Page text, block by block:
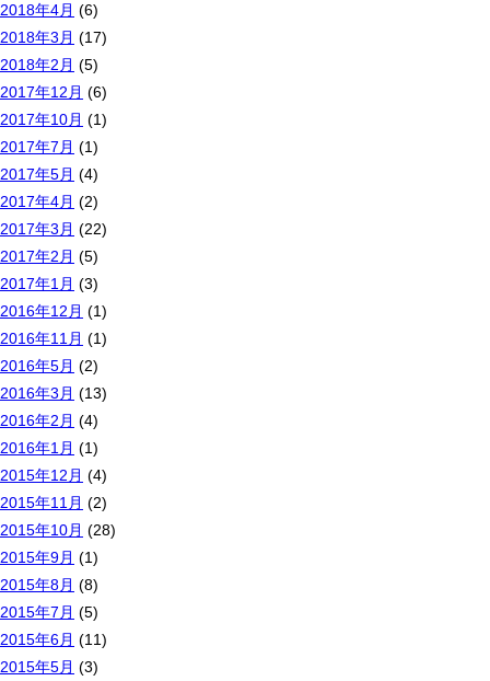
2018年4月 (6)
2018年3月 (17)
2018年2月 (5)
2017年12月 (6)
2017年10月 (1)
2017年7月 (1)
2017年5月 (4)
2017年4月 (2)
2017年3月 (22)
2017年2月 (5)
2017年1月 (3)
2016年12月 (1)
2016年11月 (1)
2016年5月 (2)
2016年3月 (13)
2016年2月 (4)
2016年1月 (1)
2015年12月 (4)
2015年11月 (2)
2015年10月 (28)
2015年9月 (1)
2015年8月 (8)
2015年7月 (5)
2015年6月 (11)
2015年5月 (3)